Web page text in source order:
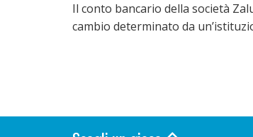
Il conto bancario della società
cambio determinato da